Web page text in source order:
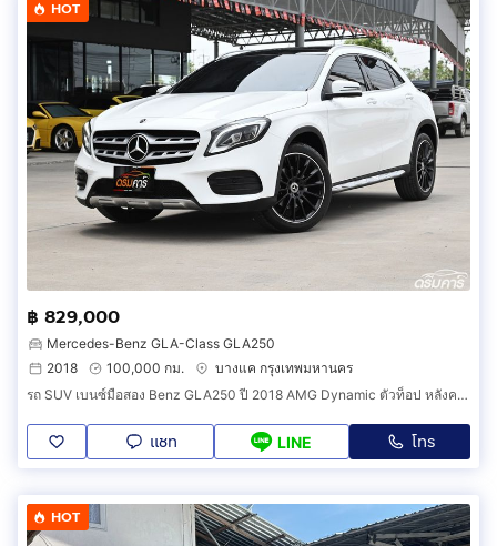
HOT
฿ 829,000
Mercedes-Benz GLA-Class GLA250
2018
100,000 กม.
บางแค กรุงเทพมหานคร
รถ SUV เบนซ์มือสอง Benz GLA250 ปี 2018 AMG Dynamic ตัวท็อป หลังคาแก้ว ไมล์แท้ 10X,XXX km. สภาพใหม่จัด (รหัสสินค้า AIED)
แชท LINE โทร
HOT